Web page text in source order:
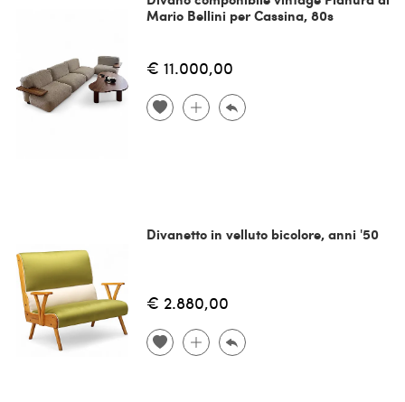
Mario Bellini per Cassina, 80s
€ 11.000,00
Divanetto in velluto bicolore, anni '50
€ 2.880,00